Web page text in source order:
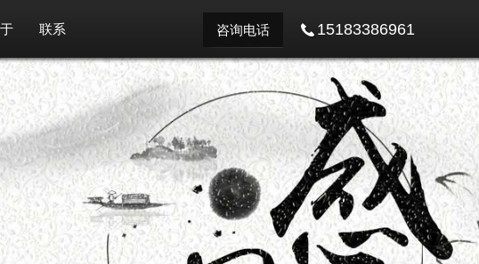
联系 咨询电话 15183386961